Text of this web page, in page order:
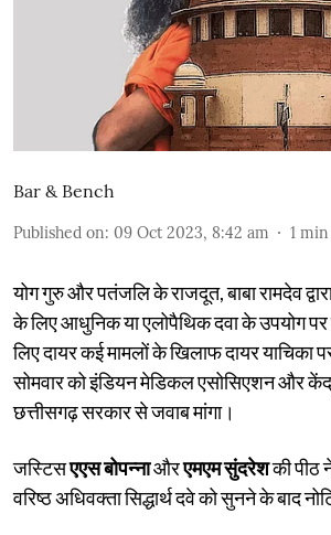
Bar & Bench
Published on: 09 Oct 2023, 8:42 am 1 min
योग गुरु और पतंजलि के राजदूत, बाबा रामदेव
के लिए आधुनिक या एलोपैथिक दवा के उपयोग पर
लिए दायर कई मामलों के खिलाफ दायर याचिका
सोमवार को इंडियन मेडिकल एसोसिएशन और
छत्तीसगढ़ सरकार से जवाब मांगा।
जस्टिसएएस बोपन्नाऔरएमएम सुंदरेशकी पीठ
वरिष्ठ अधिवक्ता सिद्धार्थ दवे को सुनने के बाद